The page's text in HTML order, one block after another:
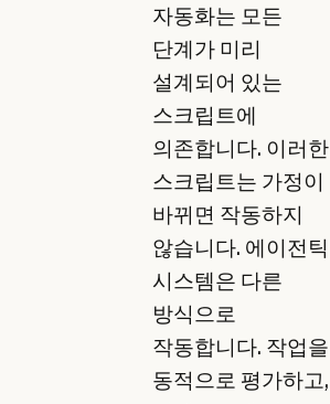
자동화는 모든
단계가 미리
설계되어 있는
스크립트에
의존합니다. 이러한
스크립트는 가정이
바뀌면 작동하지
않습니다. 에이전틱
시스템은 다른
방식으로
작동합니다. 작업을
동적으로 평가하고,